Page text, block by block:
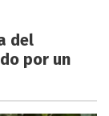
del
por un